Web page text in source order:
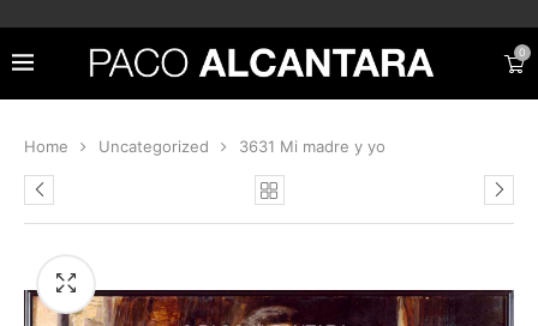
0
Home Uncategorized 3631 Mi madre y yo